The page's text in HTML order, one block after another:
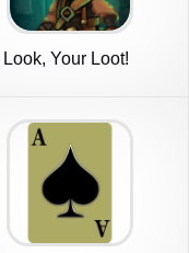
Look, Your Loot!